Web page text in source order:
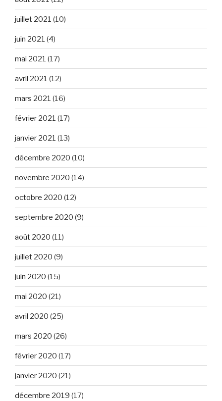
juillet 2021 (10)
juin 2021 (4)
mai 2021 (17)
avril 2021 (12)
mars 2021 (16)
février 2021 (17)
janvier 2021 (13)
décembre 2020 (10)
novembre 2020 (14)
octobre 2020 (12)
septembre 2020 (9)
août 2020 (11)
juillet 2020 (9)
juin 2020 (15)
mai 2020 (21)
avril 2020 (25)
mars 2020 (26)
février 2020 (17)
janvier 2020 (21)
décembre 2019 (17)